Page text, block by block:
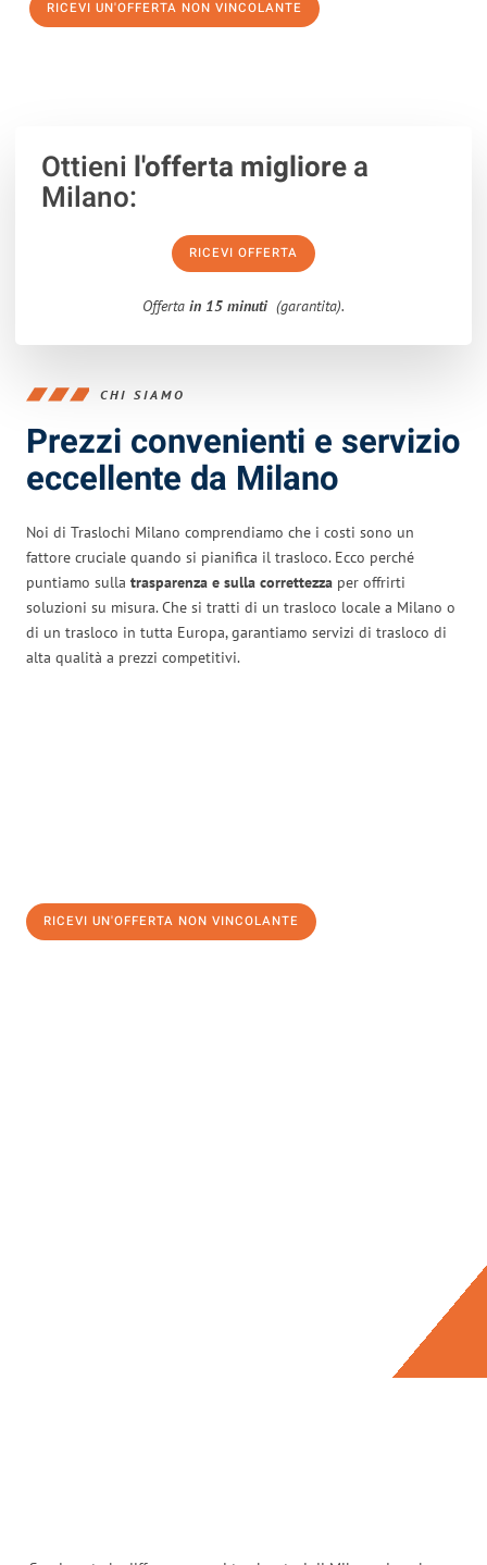
RICEVI UN'OFFERTA NON VINCOLANTE
Ottieni l'offerta migliorea
Milano:
RICEVI OFFERTA
Offerta in 15 minuti (garantita).
CHI SIAMO
Prezzi convenienti e servizio
eccellente da Milano
Noi di Traslochi Milano comprendiamo che i costi sono un
fattore cruciale quando si pianifica il trasloco. Ecco perché
puntiamo sulla trasparenza e sulla correttezza per offrirti
soluzioni su misura. Che si tratti di un trasloco locale a Milano o
di un trasloco in tutta Europa, garantiamo servizi di trasloco di
alta qualità a prezzi competitivi.
RICEVI UN'OFFERTA NON VINCOLANTE